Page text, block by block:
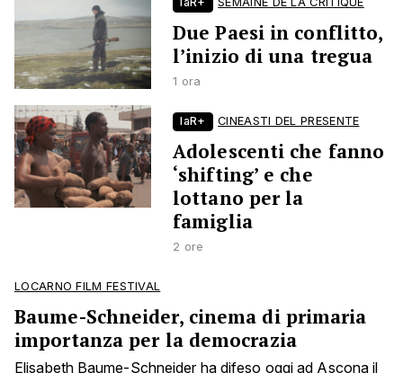
Due Paesi in conflitto,
l’inizio di una tregua
1 ora
laR+ CINEASTI DEL PRESENTE
Adolescenti che fanno
‘shifting’ e che
lottano per la
famiglia
2 ore
LOCARNO FILM FESTIVAL
Baume-Schneider, cinema di primaria
importanza per la democrazia
Elisabeth Baume-Schneider ha difeso oggi ad Ascona il